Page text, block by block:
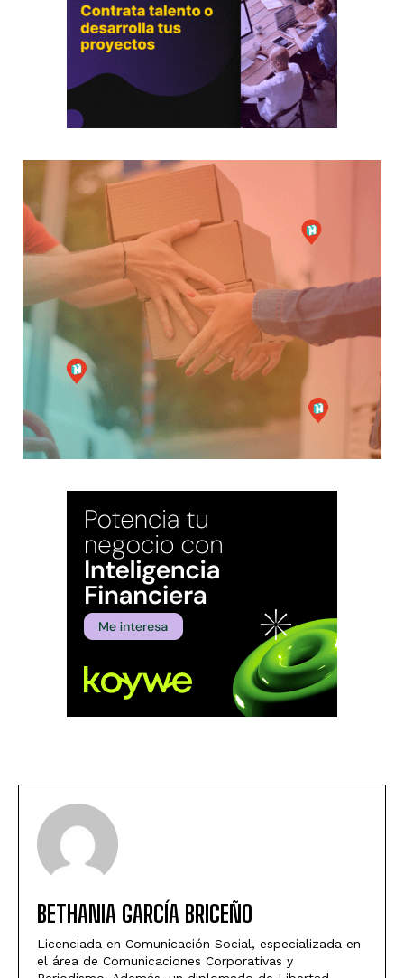
BETHANIA GARCÍA BRICEÑO
Licenciada en Comunicación Social, especializada en
el área de Comunicaciones Corporativas y